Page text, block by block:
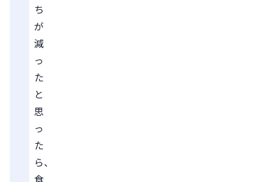
ち
が
減
っ
た
と
思
っ
た
ら、
食